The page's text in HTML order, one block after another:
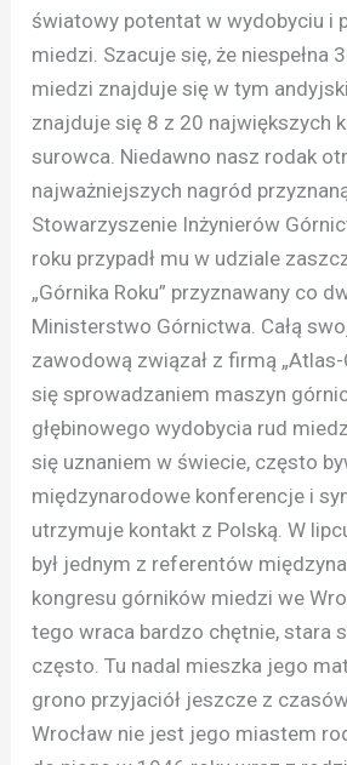
światowy potentat w wydobyciu i
miedzi. Szacuje się, że niespełna
miedzi znajduje się w tym
znajduje się 8 z 20 największych
surowca. Niedawno nasz rodak
najważniejszych nagród
Stowarzyszenie Inżynierów
roku przypadł mu w udziale
„Górnika Roku” przyznawany co
Ministerstwo Górnictwa. Całą
zawodową związał z firmą
się sprowadzaniem maszyn
głębinowego wydobycia rud
się uznaniem w świecie, często
międzynarodowe konferencje i
utrzymuje kontakt z Polską. W
był jednym z referentów
kongresu górników miedzi we
tego wraca bardzo chętnie, stara
często. Tu nadal mieszka jego
grono przyjaciół jeszcze z
Wrocław nie jest jego miastem